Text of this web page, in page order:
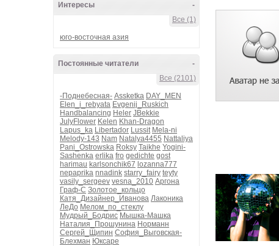
-
Интересы
Все (1)
юго-восточная азия
-
Постоянные читатели
Все (2101)
-Поднебесная- Assketka DAY_MEN
Elen_i_rebyata Evgenij_Ruskich
Handbalancing Heler JBekkie
JulyFlower Kelen Khan-Dragon
Lapus_ka Libertador Lussit Mela-ni
Melody-143 Nam Natalya4455 Nattaliya
Pani_Ostrowska Roksy Taikhe Yogini-
Sashenka erlika fro gedichte gost
harimau karlsonchik67 lozanna777
nepaprika nnadink starry_fairy teyty
vasily_sergeev vesna_2010 Аргона
Граф-С Золотое_кольцо
Катя_Дизайнер_Иванова Лаконика
ЛеДо Мелом_по_стеклу
Мудрый_Бодрис Мышка-Машка
Наталия_Прошунина Норманн
Сергей_Щипин София_Выговская-
Блехман Юксаре